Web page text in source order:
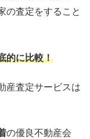
の査定をすること
的に比較！
産査定サービスは
の優良不動産会